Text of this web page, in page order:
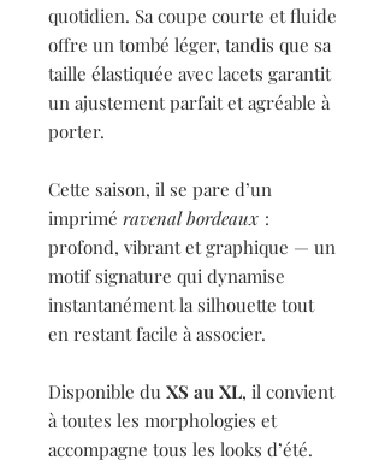
quotidien. Sa coupe courte et fluide
offre un tombé léger, tandis que sa
taille élastiquée avec lacets garantit
un ajustement parfait et agréable à
porter.
Cette saison, il se pare d’un
imprimé ravenal bordeaux :
profond, vibrant et graphique — un
motif signature qui dynamise
instantanément la silhouette tout
en restant facile à associer.
Disponible du XS au XL, il convient
à toutes les morphologies et
accompagne tous les looks d’été.